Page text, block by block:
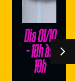
Dia 01/10
- 18h às
19h